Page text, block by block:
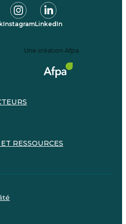
InstagramLinkedIn
Une création Afpa
RESSOURCES